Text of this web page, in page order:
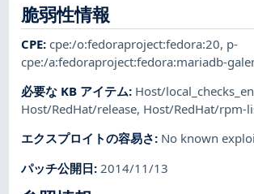
脆弱性情報
CPE:cpe:/o:fedoraproject:fedora:20, p-
cpe:/a:fedoraproject:fedora:mariadb-
必要な KB アイテム: Host/
Host/RedHat/release, Host/RedHat/rpm-
エクスプロイトの容易さ: No known
パッチ公開日: 2014/11/13